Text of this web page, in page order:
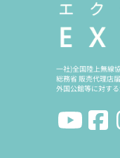
一社)全国陸上無線
総務省 販売代理店
外国公館等に対す